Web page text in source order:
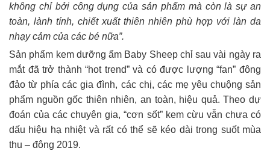
không chỉ bởi công dụng của sản phẩm mà còn là sự an
toàn, lành tính, chiết xuất thiên nhiên phù hợp với làn da
nhạy cảm của các bé nữa”.
Sản phẩm kem dưỡng ẩm Baby Sheep chỉ sau vài ngày ra
mắt đã trở thành “hot trend” và có được lượng “fan” đông
đảo từ phía các gia đình, các chị, các mẹ yêu chuộng sản
phẩm nguồn gốc thiên nhiên, an toàn, hiệu quả. Theo dự
đoán của các chuyên gia, “cơn sốt” kem cừu vẫn chưa có
dấu hiệu hạ nhiệt và rất có thể sẽ kéo dài trong suốt mùa
thu – đông 2019.